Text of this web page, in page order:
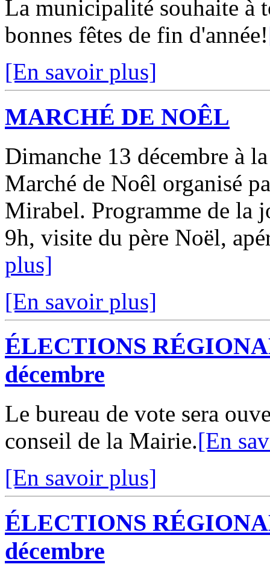
La municipalité souhaite à
bonnes fêtes de fin d'année!
[En savoir plus]
MARCHÉ DE NOÊL
Dimanche 13 décembre à
Marché de Noêl organisé
Mirabel. Programme de la
9h, visite du père Noël,
plus]
[En savoir plus]
ÉLECTIONS
décembre
Le bureau de vote sera
conseil de la Mairie.[En
[En savoir plus]
ÉLECTIONS
décembre